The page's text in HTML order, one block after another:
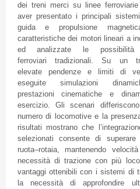
dei treni merci su linee
aver presentato i principali
guida e propulsione
caratteristiche dei motori lineari a
ed analizzate le
ferroviari tradizionali. Su un
elevate pendenze e limiti di
eseguite simulazioni
prestazioni cinematiche e
esercizio. Gli scenari
numero di locomotive e la
risultati mostrano che
selezionati consente di
ruota–rotaia, mantenendo
necessità di trazione con più
vantaggi ottenibili con i sistemi di
la necessità di approfondire